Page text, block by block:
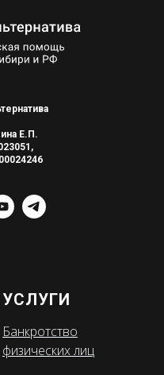
Е.П.
УСЛУГИ
Банкротство
физических лиц